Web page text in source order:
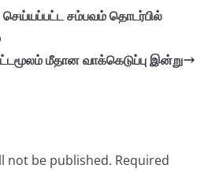
சம்பவம் தொடர்பில்
மீதான வாக்கெடுப்பு இன்று
not be published. Required